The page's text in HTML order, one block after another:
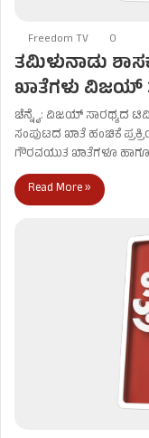
Freedom TV 0
ತಮಿಳುನಾಡು
ಖಾತೆಗಳು ವಿಜಯ್
ಚೆನ್ನೈ: ವಿಜಯ್ ಸಾರಥ್ಯದ
ಸಂಪುಟದ ಖಾತೆ ಹಂಚಿಕೆ
ಗೌರವಯುತ ಖಾತೆಗಳೂ
Read More »